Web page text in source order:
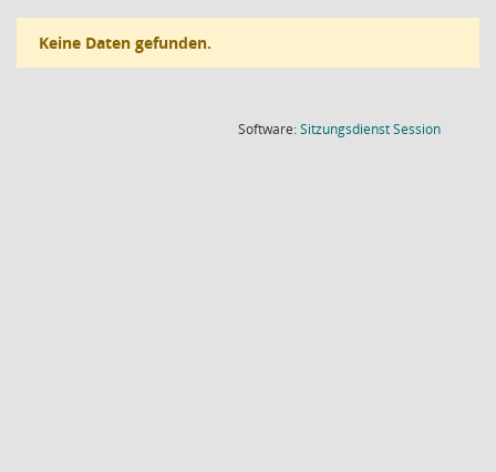
Keine Daten gefunden.
Software:SitzungsdienstSession(Wird in